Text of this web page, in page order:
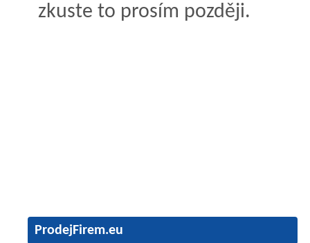
zkuste to prosím později.
ProdejFirem.eu